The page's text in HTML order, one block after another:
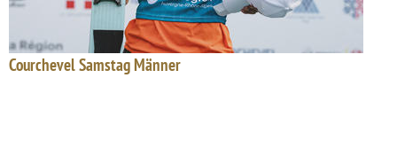
Courchevel Samstag Männer